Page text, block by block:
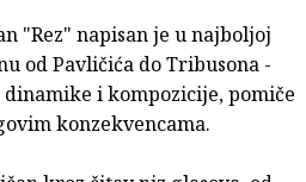
"Rez" napisan je u najboljoj
od Pavličića do Tribusona -
i kompozicije, pomiče
konzekvencama.